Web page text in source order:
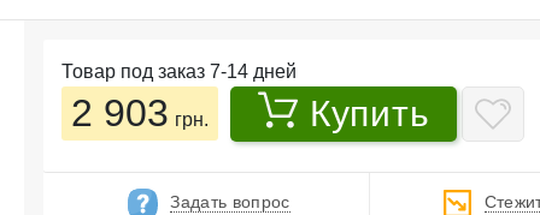
Товар под заказ 7-14 дней
2 903 грн. Купить
Задать вопрос